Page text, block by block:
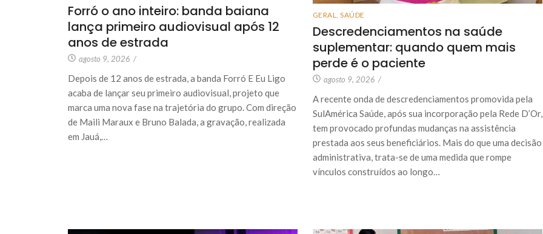
Forró o ano inteiro: banda baiana
lança primeiro audiovisual após 12
anos de estrada
agosto 9, 2026 /
Depois de 12 anos de estrada, a banda Forró E Eu Ligo
acaba de lançar seu primeiro audiovisual, projeto que
marca uma nova fase na trajetória do grupo. Com direção
de Maili Maraux e Bruno Balada, a gravação, realizada
em Jauá,…
GERAL SAÚDE
Descredenciamentos na saúde
suplementar: quando quem mais
perde é o paciente
agosto 9, 2026 /
A recente onda de descredenciamentos promovida pela
SulAmérica Saúde, após sua incorporação pela Rede D’Or,
tem provocado profundas mudanças na assistência
prestada aos seus beneficiários. Mais do que uma decisão
administrativa, trata-se de uma medida que rompe
vínculos construídos ao longo…